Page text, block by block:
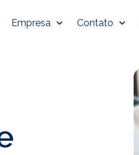
Empresa Contato